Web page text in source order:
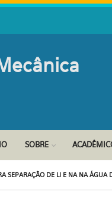
SOBRE
SEPARAÇÃO DE LI E NA NA